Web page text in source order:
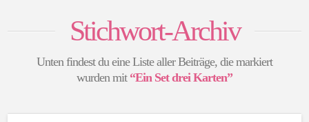
Stichwort-Archiv
Unten findest du eine Liste aller Beiträge, die markiert
wurden mit “Ein Set drei Karten”